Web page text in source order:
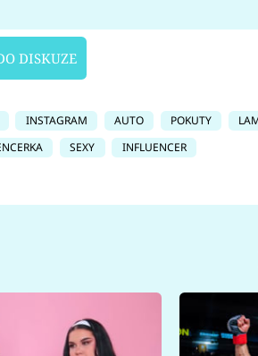
DISKUZE
INSTAGRAM AUTO POKUTY
SEXY INFLUENCER